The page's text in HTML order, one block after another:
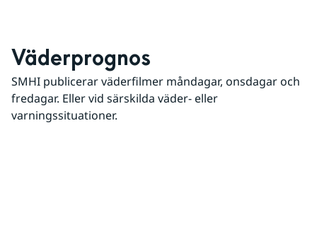
Väderprognos
SMHI publicerar väderfilmer måndagar, onsdagar och
fredagar. Eller vid särskilda väder- eller
varningssituationer.